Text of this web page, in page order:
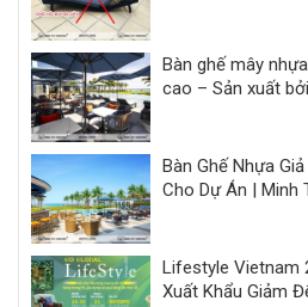
Bàn ghế mây
cao – Sản xuất
Bàn Ghế Nhựa
Cho Dự Án | Minh
Lifestyle Vietnam
Xuất Khẩu Giảm